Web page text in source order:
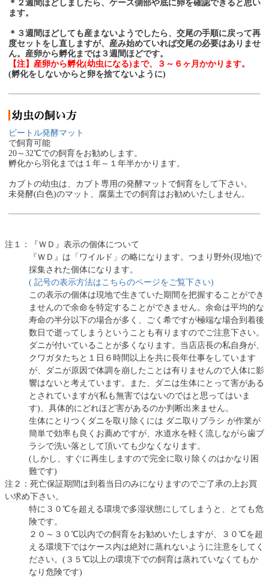
＊２週間ほどしましたら、ケース側部や底に卵を確認できると思い
ます。
＊３週間ほどしても産まないようでしたら、交尾の手順に戻って再
度セットをし直しますが、産み始めていれば交尾の必要はありませ
ん。産卵から孵化までは３週間ほどです。
【注】産卵から孵化(幼虫になる)まで、３～６ヶ月かかります。
(孵化をしないからと卵を捨てないように)
ビートル発酵マット
で飼育可能
20～32℃での飼育をお勧めします。
孵化から羽化までは１年～１年半かかります。
カブトの幼虫は、カブト専用の発酵マットで飼育をして下さい。
未発酵(白色)のマット、腐葉土での飼育はお勧めいたしません。
注１：『ＷＤ』表示の個体について
『ＷＤ』は「ワイルド」の略になります。つまり野外(現地)で
採集された個体になります。
( 記号の表示方法はこちらのページをご覧下さい)
この表示の個体は現地で生きていた期間を把握することができ
ませんので余命を特定することができません。余命は平均的な
寿命の半分以下の場合が多く、ごく希ですが極端な場合到着後
数日で逝ってしまうということも有りますのでご注意下さい。
ダニが付いていることが多くなります。当店店長の私自身が、
クワガタたちと１日６時間以上を共に長年仕事をしています
が、ダニが原因で体調を崩したことは有りませんので人体に影
響はないと考えています。また、ダニは生体にとって害がある
とされていますが(私も無害ではないのではと思ってはいま
す)、具体的にどれほど害があるのか判断出来ません。
生体にとりつくダニを取り除くには ダニ取りブラシ が作業が
簡単で効率も良くお薦めですが、水道水を軽く流しながら歯ブ
ラシで洗い落として頂いても少なくなります。
(しかし、すぐに再生しますので完全に取り除くのはかなり困
難です)
注２：死亡保証期間は到着当日のみになりますのでご了承の上お買
い求め下さい。
特に３０℃を超える環境で多湿状態にしてしまうと、とても危
険です。
２０～３０℃以内での飼育をお勧めいたしますが、３０℃を超
える環境下ではケース内は絶対に蒸れないように注意をしてく
ださい。(３５℃以上の環境下での飼育は蒸れていなくてもか
なり危険です)